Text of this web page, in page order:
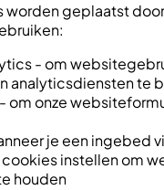
worden geplaatst
- om
analyticsdiensten te
om onze
je een ingebed
cookies instellen om
houden